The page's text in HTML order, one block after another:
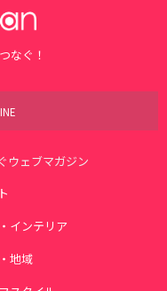
なぐ！
ウェブマガジン
インテリア
地域